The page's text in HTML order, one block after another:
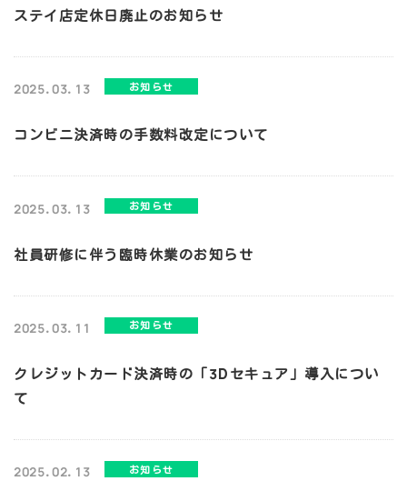
ステイ店定休日廃止のお知らせ
2025.03.13 お知らせ
コンビニ決済時の手数料改定について
2025.03.13 お知らせ
社員研修に伴う臨時休業のお知らせ
2025.03.11 お知らせ
クレジットカード決済時の「3Dセキュア」導入につい
て
2025.02.13 お知らせ